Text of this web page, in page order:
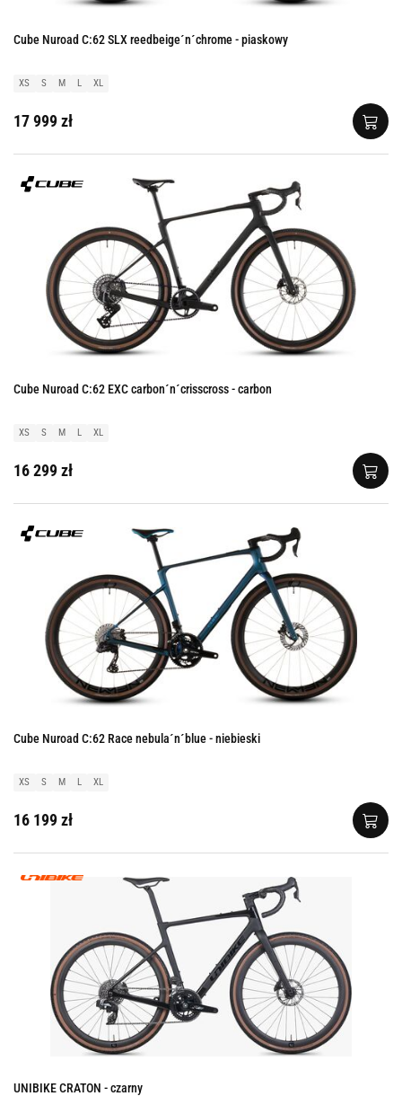
Cube Nuroad C:62 SLX reedbeige´n´chrome - piaskowy
XS S M L XL
17 999 zł
Cube Nuroad C:62 EXC carbon´n´crisscross - carbon
XS S M L XL
16 299 zł
Cube Nuroad C:62 Race nebula´n´blue - niebieski
XS S M L XL
16 199 zł
UNIBIKE CRATON - czarny